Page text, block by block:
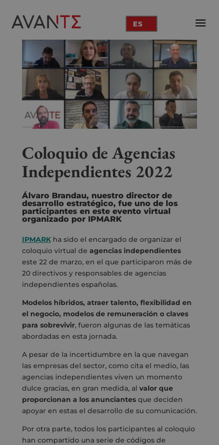
ES
Coloquio de Agencias
Independientes 2022
Álvaro Brandau, nuestro director de
desarrollo estratégico, fue uno de los
participantes en este evento virtual
organizado por IPMARK
IPMARKha sido el encargado de organizar el
coloquio virtual de agencias independientes
este 22 de marzo, en el que participaron más de
20 directivos y responsables de agencias
independientes españolas.
Modelos híbridos, atraer talento, flexibilidad en
el negocio, modelos de remuneración o claves
para sobrevivir, fueron algunas de las temáticas
abordadas en esta jornada.
A pesar de la incertidumbre en la que navegan
las empresas del sector, como cita el medio, las
agencias independientes viven un momento
dulce gracias, en gran medida, al valor que
proporcionan a los anunciantesque deciden
apoyar en estas el desarrollo de su comunicación.
Por otra parte, todos los participantes al coloquio
han compartido una serie de códigos de